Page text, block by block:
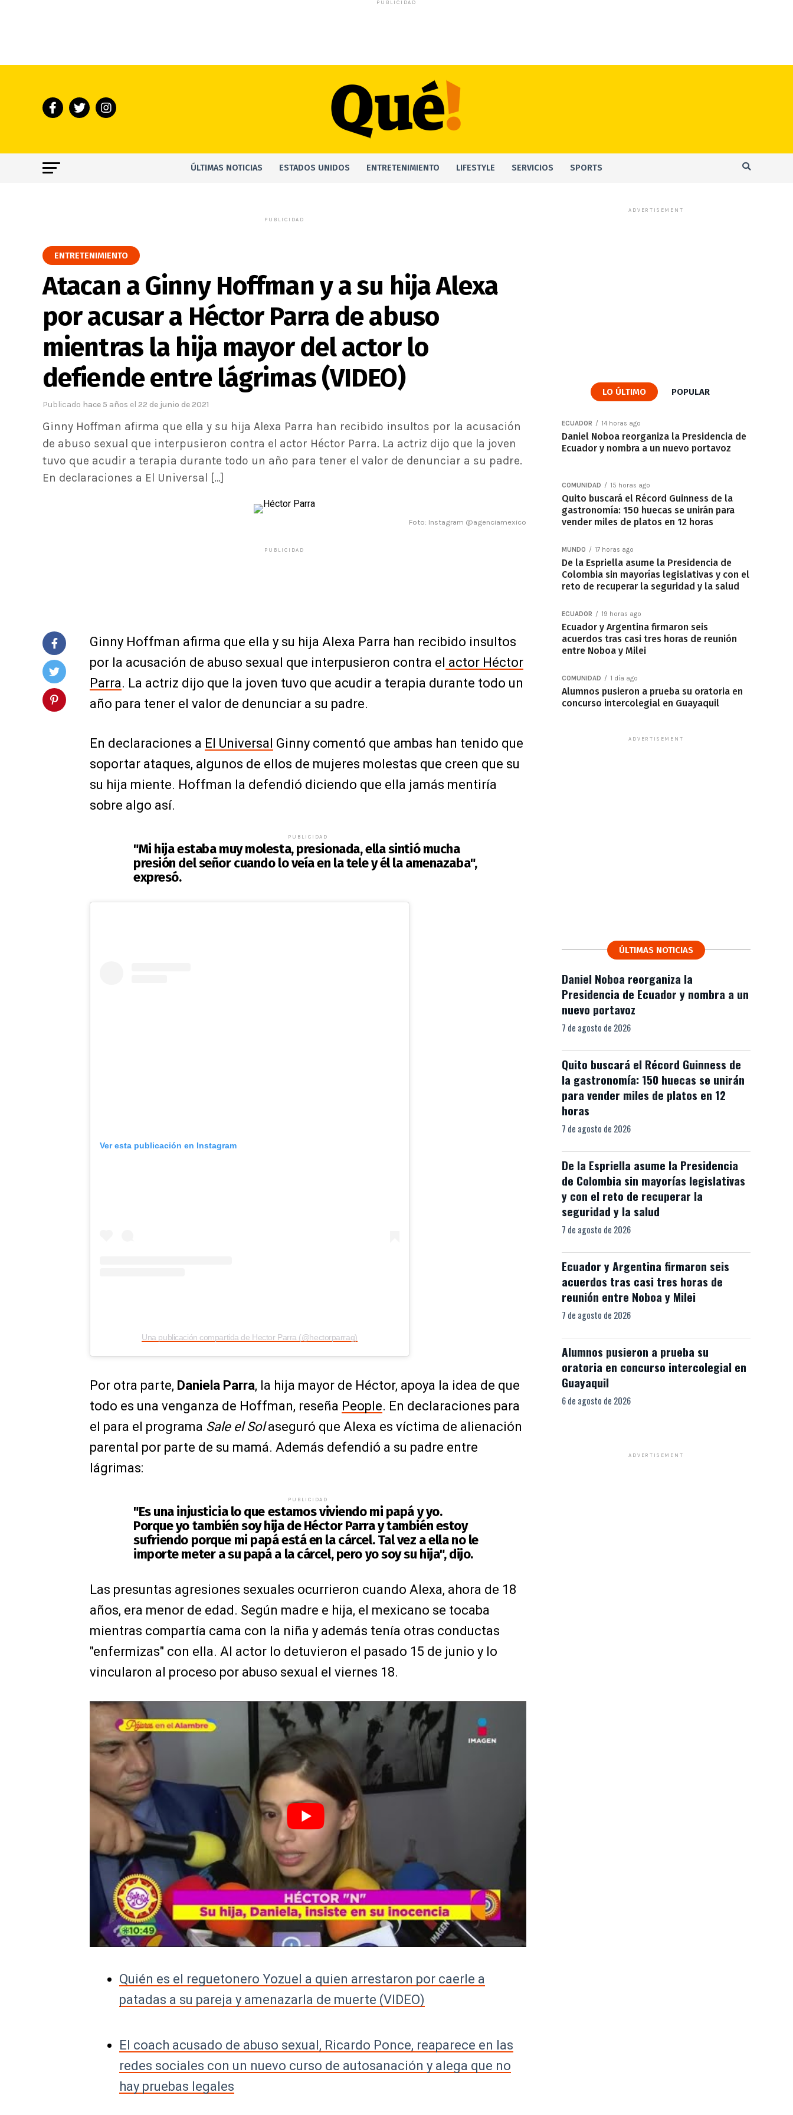
PUBLICIDAD
ÚLTIMAS NOTICIAS ESTADOS UNIDOS ENTRETENIMIENTO LIFESTYLE SERVICIOS SPORTS
PUBLICIDAD
ENTRETENIMIENTO
Atacan a Ginny Hoffman y a su hija Alexa
por acusar a Héctor Parra de abuso
mientras la hija mayor del actor lo
defiende entre lágrimas (VIDEO)
Publicado hace 5 años el 22 de junio de 2021
Ginny Hoffman afirma que ella y su hija Alexa Parra han recibido insultos por la acusación
de abuso sexual que interpusieron contra el actor Héctor Parra. La actriz dijo que la joven
tuvo que acudir a terapia durante todo un año para tener el valor de denunciar a su padre.
En declaraciones a El Universal […]
Foto: Instagram @agenciamexico
PUBLICIDAD
Ginny Hoffman afirma que ella y su hija Alexa Parra han recibido insultos
por la acusación de abuso sexual que interpusieron contra el actor Héctor
Parra. La actriz dijo que la joven tuvo que acudir a terapia durante todo un
año para tener el valor de denunciar a su padre.
En declaraciones a El Universal Ginny comentó que ambas han tenido que
soportar ataques, algunos de ellos de mujeres molestas que creen que su
su hija miente. Hoffman la defendió diciendo que ella jamás mentiría
sobre algo así.
PUBLICIDAD
"Mi hija estaba muy molesta, presionada, ella sintió mucha
presión del señor cuando lo veía en la tele y él la amenazaba",
expresó.
Ver esta publicación en Instagram
Una publicación compartida de Hector Parra (@hectorparrag)
Por otra parte, Daniela Parra, la hija mayor de Héctor, apoya la idea de que
todo es una venganza de Hoffman, reseña People. En declaraciones para
el para el programa Sale el Solaseguró que Alexa es víctima de alienación
parental por parte de su mamá. Además defendió a su padre entre
lágrimas:
PUBLICIDAD
"Es una injusticia lo que estamos viviendo mi papá y yo.
Porque yo también soy hija de Héctor Parra y también estoy
sufriendo porque mi papá está en la cárcel. Tal vez a ella no le
importe meter a su papá a la cárcel, pero yo soy su hija", dijo.
Las presuntas agresiones sexuales ocurrieron cuando Alexa, ahora de 18
años, era menor de edad. Según madre e hija, el mexicano se tocaba
mientras compartía cama con la niña y además tenía otras conductas
"enfermizas" con ella. Al actor lo detuvieron el pasado 15 de junio y lo
vincularon al proceso por abuso sexual el viernes 18.
Quién es el reguetonero Yozuel a quien arrestaron por caerle a
patadas a su pareja y amenazarla de muerte (VIDEO)
El coach acusado de abuso sexual, Ricardo Ponce, reaparece en las
redes sociales con un nuevo curso de autosanación y alega que no
hay pruebas legales
ADVERTISEMENT
LO ÚLTIMO POPULAR
ECUADOR 14 horas ago
Daniel Noboa reorganiza la Presidencia de
Ecuador y nombra a un nuevo portavoz
COMUNIDAD 15 horas ago
Quito buscará el Récord Guinness de la
gastronomía: 150 huecas se unirán para
vender miles de platos en 12 horas
MUNDO 17 horas ago
De la Espriella asume la Presidencia de
Colombia sin mayorías legislativas y con el
reto de recuperar la seguridad y la salud
ECUADOR 19 horas ago
Ecuador y Argentina firmaron seis
acuerdos tras casi tres horas de reunión
entre Noboa y Milei
COMUNIDAD 1 día ago
Alumnos pusieron a prueba su oratoria en
concurso intercolegial en Guayaquil
ADVERTISEMENT
ÚLTIMAS NOTICIAS
Daniel Noboa reorganiza la
Presidencia de Ecuador y nombra a un
nuevo portavoz
7 de agosto de 2026
Quito buscará el Récord Guinness de
la gastronomía: 150 huecas se unirán
para vender miles de platos en 12
horas
7 de agosto de 2026
De la Espriella asume la Presidencia
de Colombia sin mayorías legislativas
y con el reto de recuperar la
seguridad y la salud
7 de agosto de 2026
Ecuador y Argentina firmaron seis
acuerdos tras casi tres horas de
reunión entre Noboa y Milei
7 de agosto de 2026
Alumnos pusieron a prueba su
oratoria en concurso intercolegial en
Guayaquil
6 de agosto de 2026
ADVERTISEMENT